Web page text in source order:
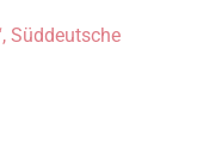
Süddeutsche